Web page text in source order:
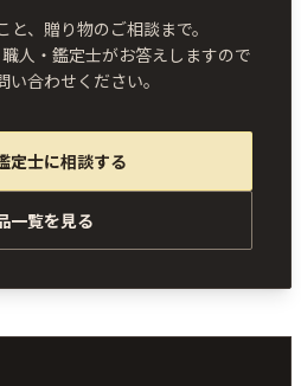
、贈り物のご相談まで。
人・鑑定士がお答えしますので
い合わせください。
定士に相談する
一覧を見る